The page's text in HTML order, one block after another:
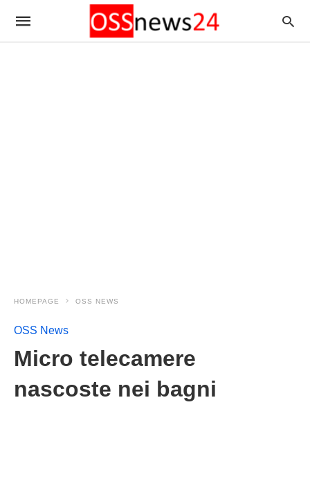
HOMEPAGE OSS NEWS
OSS News
Micro telecamere
nascoste nei bagni